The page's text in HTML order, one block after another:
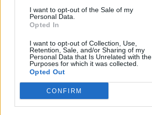
I want to opt-out of the Sale of my
Personal Data.
Opted In
I want to opt-out of Collection, Use,
Retention, Sale, and/or Sharing of my
Personal Data that Is Unrelated with the
Purposes for which it was collected.
Opted Out
CONFIRM